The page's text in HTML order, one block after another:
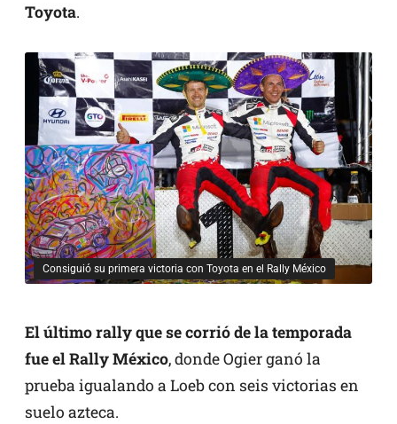
Toyota.
Consiguió su primera victoria con Toyota en el Rally México
El último rally que se corrió de la temporada
fue el Rally México, donde Ogier ganó la
prueba igualando a Loeb con seis victorias en
suelo azteca.